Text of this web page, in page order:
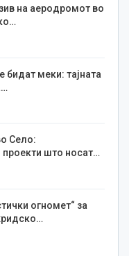
на аеродромот во
бидат меки: тајната
Село:
што носат…
огномет“ за